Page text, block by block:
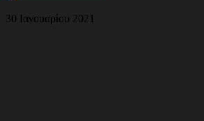
30 Ιανουαρίου 2021